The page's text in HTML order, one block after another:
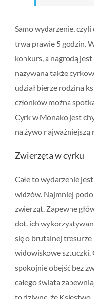
Samo wydarzenie,
trwa prawie 5 godzin.
konkurs, a nagrodą jest
nazywana także
udział bierze rodzina
członków można
Cyrk w Monako jest
na żywo najważniejszą
Zwierzęta w cyrku
Całe to wydarzenie
widzów. Najmniej
zwierząt. Zapewne
dot. ich
się o brutalnej tresurze
widowiskowe sztuczki.
spokojnie obejść bez
całego świata
to dziwne, że